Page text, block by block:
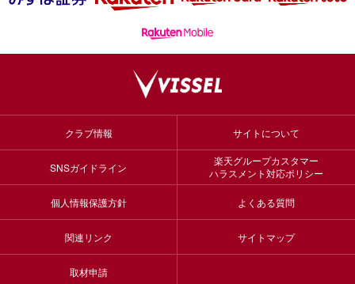
クラブ情報 サイトについて
SNSガイドライン
楽天グループカスタマー
ハラスメント対応ポリシー
個人情報保護方針 よくある質問
関連リンク サイトマップ
取材申請